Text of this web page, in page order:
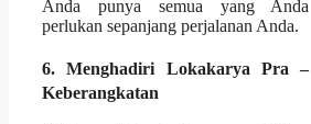
Anda punya semua yang Anda
perlukan sepanjang perjalanan Anda.
6. Menghadiri Lokakarya Pra –
Keberangkatan